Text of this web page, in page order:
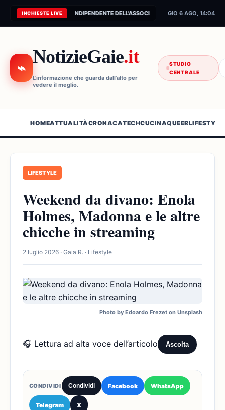
INCHIESTE LIVE
CONNESSIONE AL FEED INDIPENDENTE DELL'ASSOCIAZIONE...GIO 6 AGO, 14:04
⌁
NotizieGaie.it
L'informazione che guarda dall'alto per
vedere il meglio.
STUDIO
CENTRALE
HOMEATTUALITÀCRONACATECHCUCINAQUEERLIFESTYLE
LIFESTYLE
Weekend da divano: Enola
Holmes, Madonna e le altre
chicche in streaming
2 luglio 2026 · Gaia R. · Lifestyle
Photo by Edoardo Frezet on Unsplash
🎧 Lettura ad alta voce dell’articolo Ascolta
CONDIVIDI Condividi Facebook WhatsApp
Telegram X